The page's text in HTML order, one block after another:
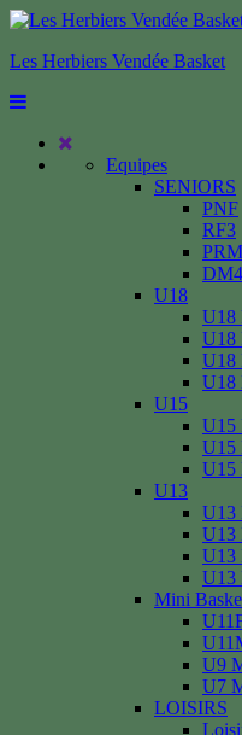
Les Herbiers Vendée Basket
Equipes
SENIORS
PNF
RF3
PRM
DM4
U18
U18
U18
U18
U18
U15
U15
U15
U15
U13
U13
U13
U13
U13
Mini
U9
U7
LOISIRS